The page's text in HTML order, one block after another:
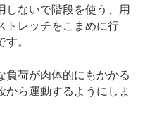
しないで階段を使う、用
トレッチをこまめに行
。
負荷が肉体的にもかかる
から運動するようにしま